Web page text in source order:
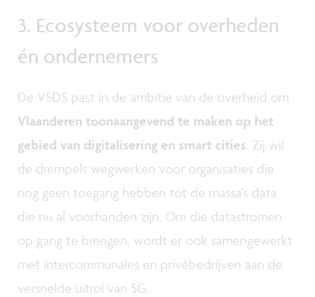
3. Ecosysteem voor overheden
én ondernemers
De VSDS past in de ambitie van de overheid om
Vlaanderen toonaangevend te maken op het
gebied van digitalisering en smart cities. Zij wil
de drempels wegwerken voor organisaties die
nog geen toegang hebben tot de massa’s data
die nu al voorhanden zijn. Om die datastromen
op gang te brengen, wordt er ook samengewerkt
met intercommunales en privébedrijven aan de
versnelde uitrol van 5G.